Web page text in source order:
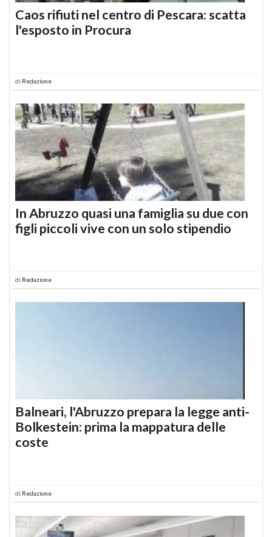
Caos rifiuti nel centro di Pescara: scatta
l'esposto in Procura
di Redazione
In Abruzzo quasi una famiglia su due con
figli piccoli vive con un solo stipendio
di Redazione
Balneari, l'Abruzzo prepara la legge anti-
Bolkestein: prima la mappatura delle
coste
di Redazione